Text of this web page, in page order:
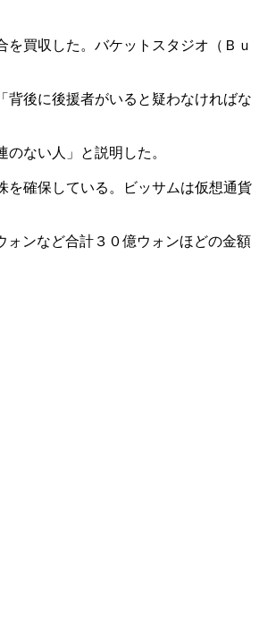
買収した。バケットスタジオ（Ｂｕ
背後に後援者がいると疑わなければな
ない人」と説明した。
を確保している。ビッサムは仮想通貨
ォンなど合計３０億ウォンほどの金額